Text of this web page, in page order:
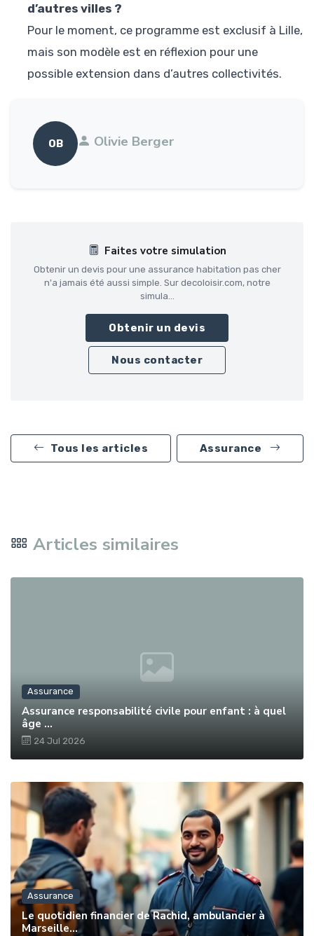
d’autres villes ?
Pour le moment, ce programme est exclusif à Lille,
mais son modèle est en réflexion pour une
possible extension dans d’autres collectivités.
OB Olivie Berger
Faites votre simulation
Obtenir un devis pour une assurance habitation pas cher
n'a jamais été aussi simple. Sur decoloisir.com, notre
simula...
Obtenir un devis
Nous contacter
Tous les articles Assurance
Articles similaires
Assurance
Assurance responsabilité civile pour enfant : à quel
âge ...
24 Jul 2026
Assurance
Le quotidien financier de Rachid, ambulancier à
Marseille...